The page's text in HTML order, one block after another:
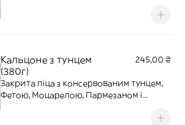
Кальцоне з тунцем
(380г)
245,00 ₴
Закрита піца з консервованим тунцем,
Фетою, Моцарелою, Пармезаном і